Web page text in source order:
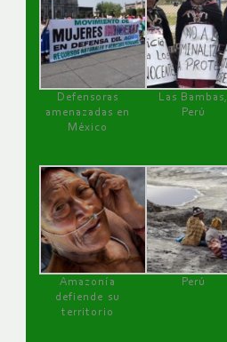
Defensoras
amenazadas en
México
Las Bambas,
Perú
Amazonía
defiende su
territorio
Perú